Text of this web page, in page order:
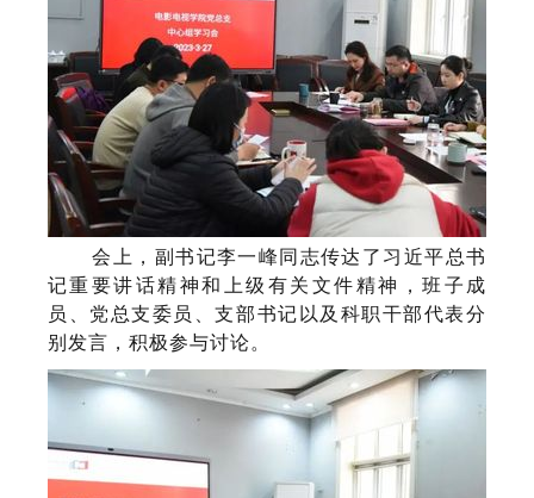
会上，副书记李一峰同志传达了习近平总书
记重要讲话精神和上级有关文件精神，班子成
员、党总支委员、支部书记以及科职干部代表分
别发言，积极参与讨论。